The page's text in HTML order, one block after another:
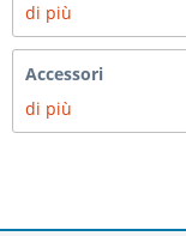
di più
Accessori
di più